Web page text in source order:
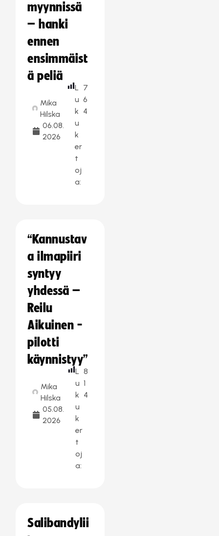
myynnissä
– hanki
ennen
ensimmäist
ä peliä
Mika
Hilska
06.08.
2026
L
u
k
u
k
er
t
oj
a:
7
6
4
“Kannustav
a ilmapiiri
syntyy
yhdessä –
Reilu
Aikuinen -
pilotti
käynnistyy”
Mika
Hilska
05.08.
2026
L
u
k
u
k
er
t
oj
a:
8
1
4
Salibandylii